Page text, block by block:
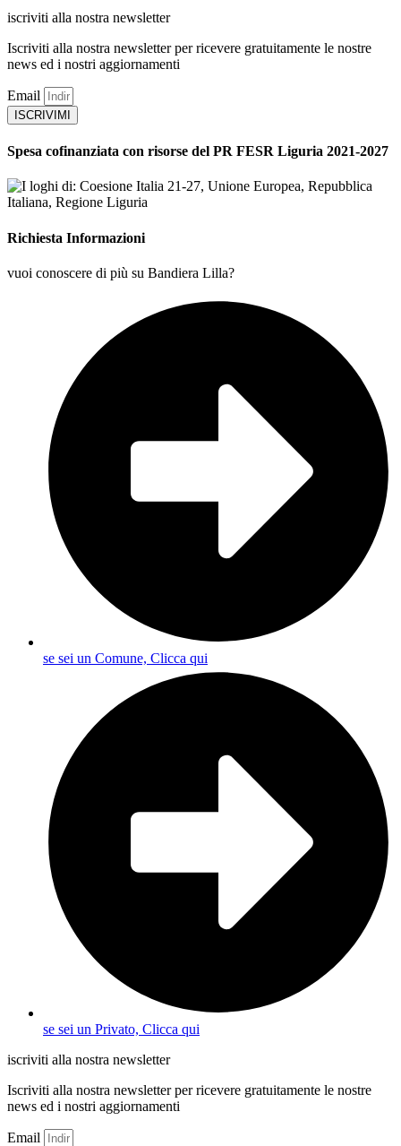
iscriviti alla nostra newsletter
Iscriviti alla nostra newsletter per ricevere gratuitamente le nostre
news ed i nostri aggiornamenti
Email
ISCRIVIMI
Spesa cofinanziata con risorse del PR FESR Liguria 2021-2027
Richiesta Informazioni
vuoi conoscere di più su Bandiera Lilla?
se sei un Comune, Clicca qui
se sei un Privato, Clicca qui
iscriviti alla nostra newsletter
Iscriviti alla nostra newsletter per ricevere gratuitamente le nostre
news ed i nostri aggiornamenti
Email